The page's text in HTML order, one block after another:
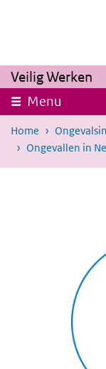
Overslaan en naar
Veilig Werken
Menu
Home
Ongevallen in